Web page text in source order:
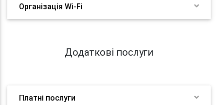
Організація Wi-Fi
Додаткові послуги
Платні послуги